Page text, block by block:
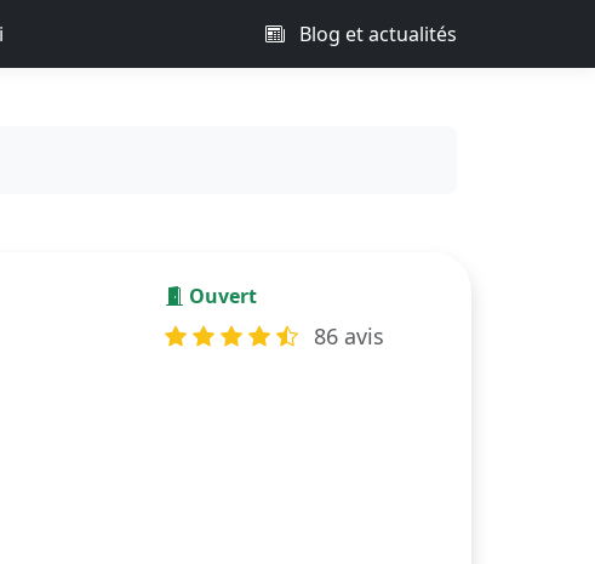
Blog et actualités
Ouvert
86 avis